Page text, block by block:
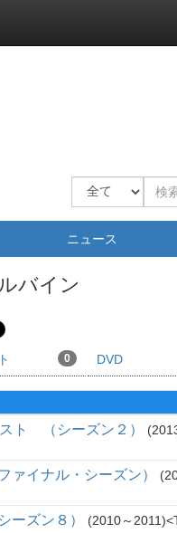
ニュース
バイン
0 DVD
ト （シーズン２）
イナル・シーズン）
ズン８） 2010～2011